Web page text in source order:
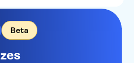
Beta